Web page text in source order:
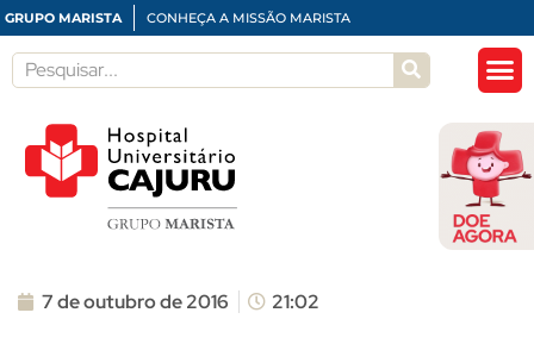
GRUPO MARISTA CONHEÇA A MISSÃO MARISTA
7 de outubro de 2016 21:02